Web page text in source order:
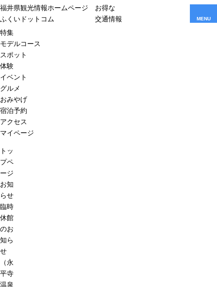
福井県観光情報ホームページ
ふくいドットコム
お得な
交通情報
MENU
特集
モデルコース
スポット
体験
イベント
グルメ
おみやげ
宿泊予約
アクセス
マイページ
トッ
プペ
ージ
お知
らせ
臨時
休館
のお
知ら
せ
（永
平寺
温泉